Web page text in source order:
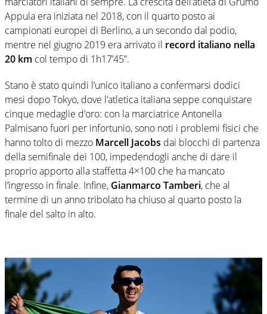
Appula era iniziata nel 2018, con il quarto posto ai
campionati europei di Berlino, a un secondo dal podio,
mentre nel giugno 2019 era arrivato il record italiano nella
20 km col tempo di 1h17’45”.
Stano è stato quindi l’unico italiano a confermarsi dodici
mesi dopo Tokyo, dove l’atletica italiana seppe conquistare
cinque medaglie d’oro: con la marciatrice Antonella
Palmisano fuori per infortunio, sono noti i problemi fisici che
hanno tolto di mezzo Marcell Jacobs dai blocchi di partenza
della semifinale dei 100, impedendogli anche di dare il
proprio apporto alla staffetta 4×100 che ha mancato
l’ingresso in finale. Infine, Gianmarco Tamberi, che al
termine di un anno tribolato ha chiuso al quarto posto la
finale del salto in alto.